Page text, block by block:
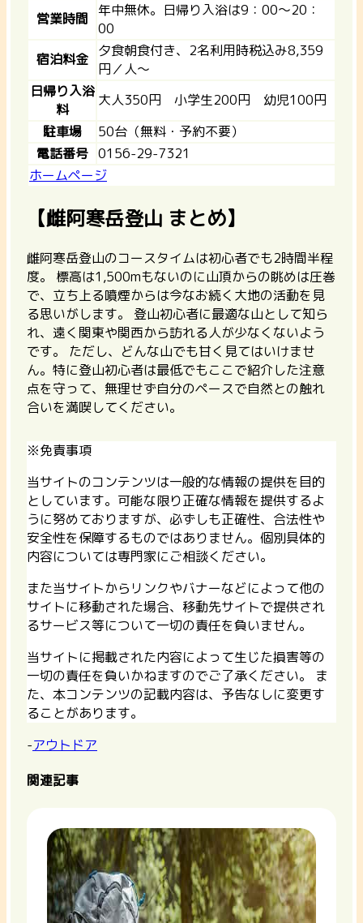
営業時間 年中無休。日帰り入浴は9：00～20：
00
宿泊料金
夕食朝食付き、2名利用時税込み8,359
円／人～
日帰り入浴
料
大人350円 小学生200円 幼児100円
駐車場
50台（無料・予約不要）
電話番号 0156-29-7321
ホームページ
【雌阿寒岳登山 まとめ】
雌阿寒岳登山のコースタイムは初心者でも2時間半程
度。 標高は1,500mもないのに山頂からの眺めは圧巻
で、立ち上る噴煙からは今なお続く大地の活動を見
る思いがします。 登山初心者に最適な山として知ら
れ、遠く関東や関西から訪れる人が少なくないよう
です。 ただし、どんな山でも甘く見てはいけませ
ん。特に登山初心者は最低でもここで紹介した注意
点を守って、無理せず自分のペースで自然との触れ
合いを満喫してください。
※免責事項
当サイトのコンテンツは一般的な情報の提供を目的
としています。可能な限り正確な情報を提供するよ
うに努めておりますが、必ずしも正確性、合法性や
安全性を保障するものではありません。個別具体的
内容については専門家にご相談ください。
また当サイトからリンクやバナーなどによって他の
サイトに移動された場合、移動先サイトで提供され
るサービス等について一切の責任を負いません。
当サイトに掲載された内容によって生じた損害等の
一切の責任を負いかねますのでご了承ください。 ま
た、本コンテンツの記載内容は、予告なしに変更す
ることがあります。
-アウトドア
関連記事